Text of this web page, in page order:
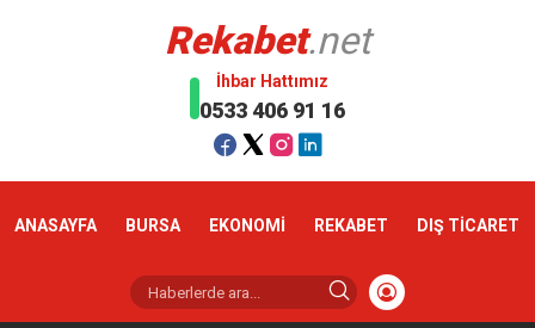
Rekabet.net
İhbar Hattımız
0533 406 91 16
ANASAYFA BURSA EKONOMİ REKABET DIŞ TİCARET